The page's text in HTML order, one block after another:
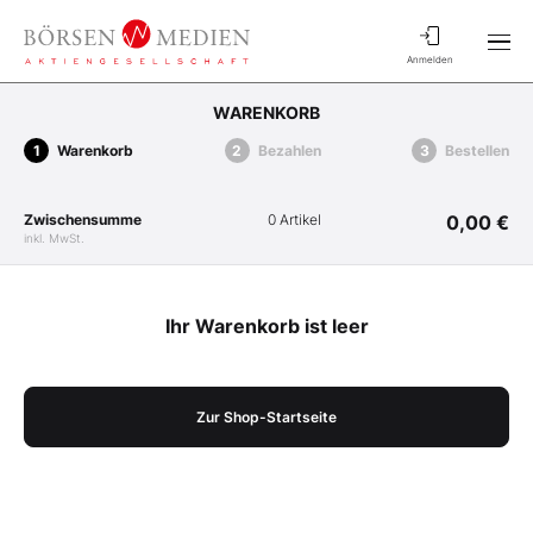
Anmelden
WARENKORB
Warenkorb Bezahlen Bestellen
Zwischensumme
inkl. MwSt.
0 Artikel 0,00 €
Ihr Warenkorb ist leer
Zur Shop-Startseite